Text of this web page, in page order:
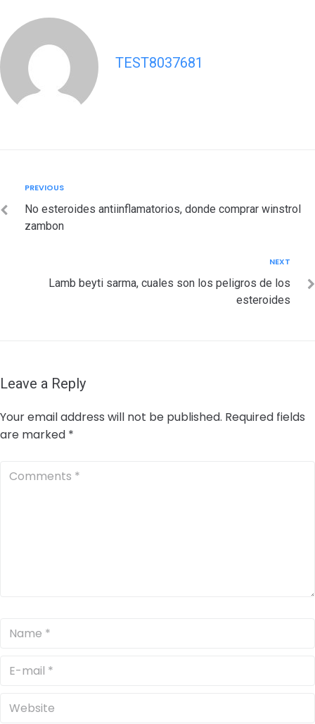
TEST8037681
navigation
Previous
PREVIOUS
No esteroides antiinflamatorios, donde comprar winstrol
zambon
NEXT
Lamb beyti sarma, cuales son los peligros de los
esteroides
Leave a Reply
Your email address will not be published. Required fields
are marked *